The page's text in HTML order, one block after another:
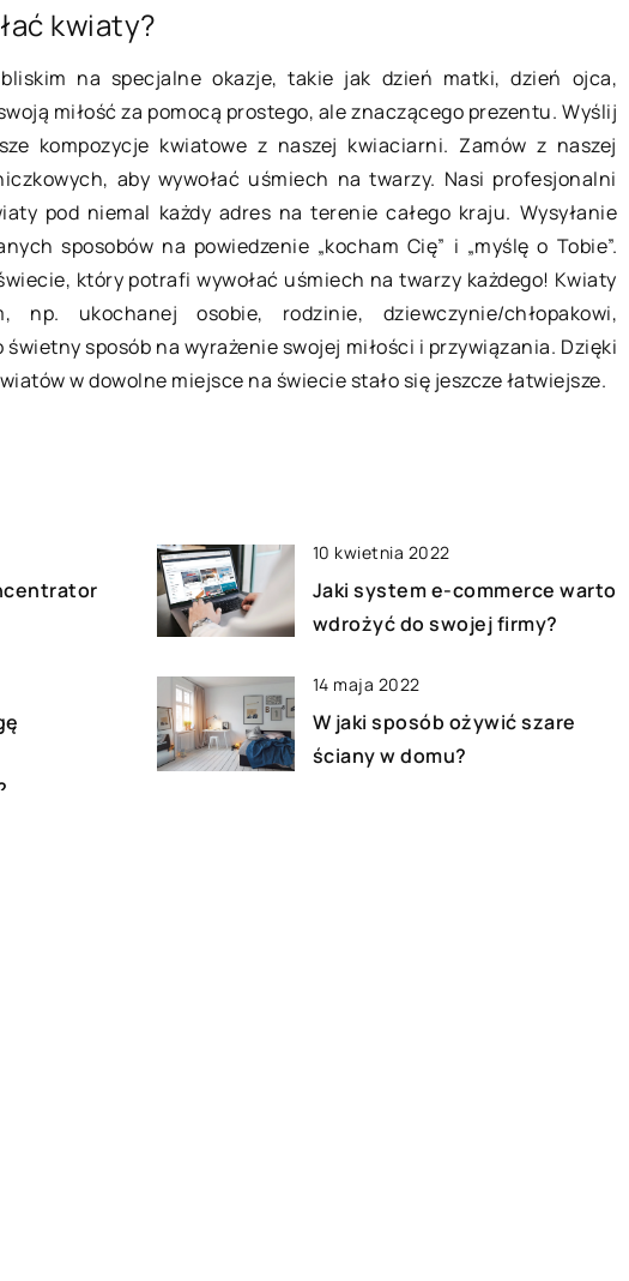
kwiaty?
na specjalne okazje, takie jak dzień matki, dzień ojca,
miłość za pomocą prostego, ale znaczącego prezentu. Wyślij
kompozycje kwiatowe z naszej kwiaciarni. Zamów z naszej
aby wywołać uśmiech na twarzy. Nasi profesjonalni
pod niemal każdy adres na terenie całego kraju. Wysyłanie
sposobów na powiedzenie „kocham Cię” i „myślę o Tobie”.
który potrafi wywołać uśmiech na twarzy każdego! Kwiaty
np. ukochanej osobie, rodzinie, dziewczynie/chłopakowi,
sposób na wyrażenie swojej miłości i przywiązania. Dzięki
w dowolne miejsce na świecie stało się jeszcze łatwiejsze.
10 kwietnia 2022
Jaki system e-commerce warto
wdrożyć do swojej firmy?
14 maja 2022
W jaki sposób ożywić szare
ściany w domu?
2022
przygodę z hodowlą
nie jest dla osób o
Świnie to duże,
zwierzęta, które
dużo pracy i starannego
20 września 2021
Najlepszy laptop do pracy w domu
Obecnie coraz więcej osób może
realizować zawodowe obowiązki bez
konieczności opuszczania swojego
domu. To rozwiązanie, które posiada
wiele zalet i […]